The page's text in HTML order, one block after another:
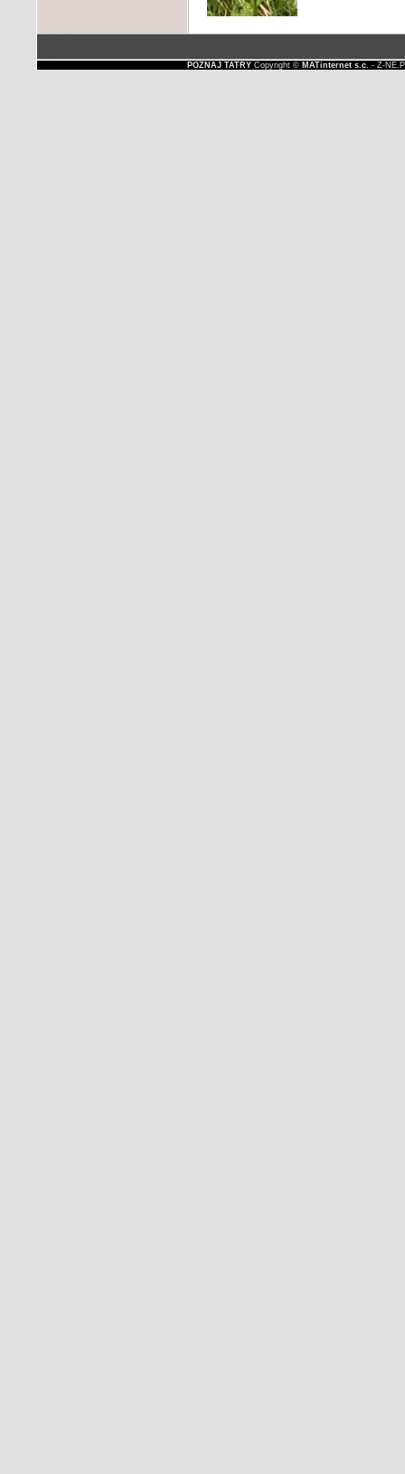
POZNAJ TATRYCopyright © MATinternet s.c. - Z-